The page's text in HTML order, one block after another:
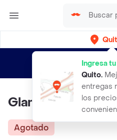
Ingresa
Quito.
entregas
los
envíos gratis por
Glam Nails Gel
Agotado